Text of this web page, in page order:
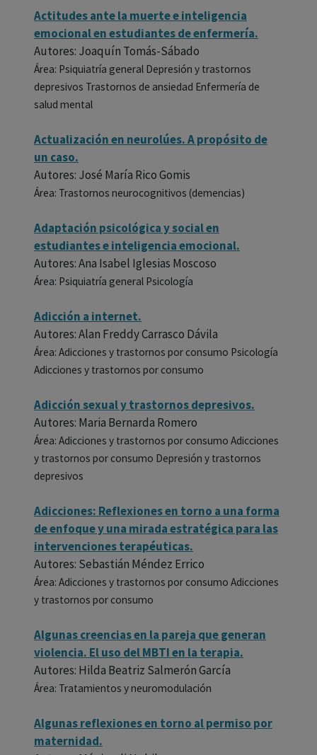
Actitudes ante la muerte e inteligencia
emocional en estudiantes de enfermería.
Autores: Joaquín Tomás-Sábado
Área: Psiquiatría general Depresión y trastornos
depresivos Trastornos de ansiedad Enfermería de
salud mental
Actualización en neurolúes. A propósito de
un caso.
Autores: José María Rico Gomis
Área: Trastornos neurocognitivos (demencias)
Adaptación psicológica y social en
estudiantes e inteligencia emocional.
Autores: Ana Isabel Iglesias Moscoso
Área: Psiquiatría general Psicología
Adicción a internet.
Autores: Alan Freddy Carrasco Dávila
Área: Adicciones y trastornos por consumo Psicología
Adicciones y trastornos por consumo
Adicción sexual y trastornos depresivos.
Autores: Maria Bernarda Romero
Área: Adicciones y trastornos por consumo Adicciones
y trastornos por consumo Depresión y trastornos
depresivos
Adicciones: Reflexiones en torno a una forma
de enfoque y una mirada estratégica para las
intervenciones terapéuticas.
Autores: Sebastián Méndez Errico
Área: Adicciones y trastornos por consumo Adicciones
y trastornos por consumo
Algunas creencias en la pareja que generan
violencia. El uso del MBTI en la terapia.
Autores: Hilda Beatriz Salmerón García
Área: Tratamientos y neuromodulación
Algunas reflexiones en torno al permiso por
maternidad.